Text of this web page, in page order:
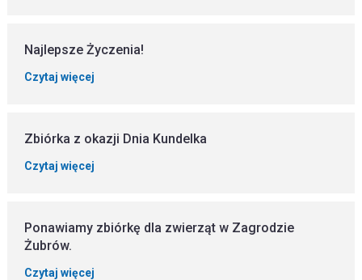
Najlepsze Życzenia!
Czytaj więcej
Zbiórka z okazji Dnia Kundelka
Czytaj więcej
Ponawiamy zbiórkę dla zwierząt w Zagrodzie
Żubrów.
Czytaj więcej